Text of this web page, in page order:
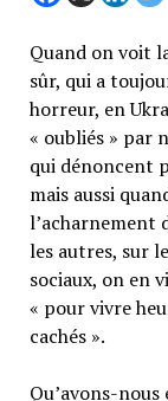
Quand on voit
sûr, qui a
horreur, en
« oubliés » par
qui dénoncent
mais aussi
l’acharnement
les autres, sur
sociaux, on en
« pour vivre
cachés ».
Qu’avons-